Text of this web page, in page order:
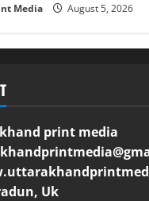
Media August 5, 2026
print media
Uk